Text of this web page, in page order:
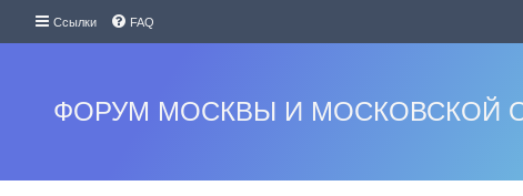
Ссылки FAQ
ФОРУМ МОСКВЫ И МОСКОВСКОЙ